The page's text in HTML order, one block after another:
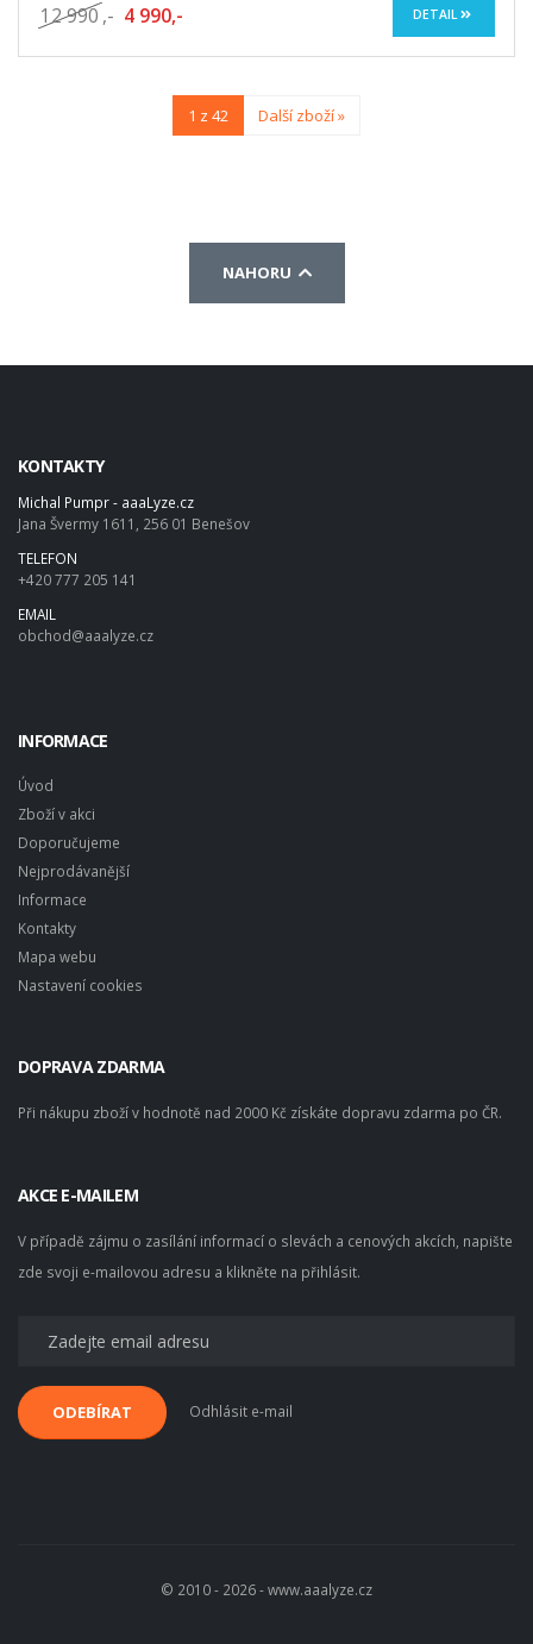
12 990 ,- 4 990,- DETAIL
1 z 42 Další zboží »
NAHORU
KONTAKTY
Michal Pumpr - aaaLyze.cz
Jana Švermy 1611, 256 01 Benešov
TELEFON
+420 777 205 141
EMAIL
obchod@aaalyze.cz
INFORMACE
Úvod
Zboží v akci
Doporučujeme
Nejprodávanější
Informace
Kontakty
Mapa webu
Nastavení cookies
DOPRAVA ZDARMA
Při nákupu zboží v hodnotě nad 2000 Kč získáte dopravu zdarma po ČR.
AKCE E-MAILEM
V případě zájmu o zasílání informací o slevách a cenových akcích, napište
zde svoji e-mailovou adresu a klikněte na přihlásit.
ODEBÍRAT Odhlásit e-mail
© 2010 - 2026 - www.aaalyze.cz